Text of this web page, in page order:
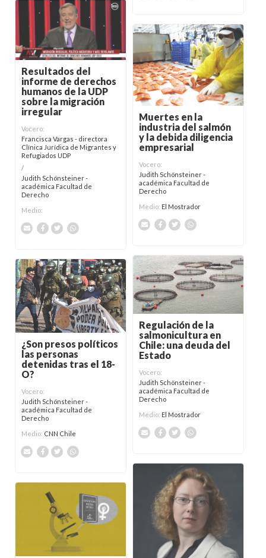
Resultados del
informe de derechos
humanos de la UDP
sobre la migración
irregular
Vocero:
Francisca Vargas - directora
Clínica Jurídica de Migrantes y
Refugiados UDP
/
Judith Schönsteiner -
académica Facultad de
Derecho
Medio:
Muertes en la
industria del salmón
y la debida diligencia
empresarial
Vocero:
Judith Schönsteiner -
académica Facultad de
Derecho
Medio: El Mostrador
Regulación de la
salmonicultura en
Chile: una deuda del
Estado
Vocero:
Judith Schönsteiner -
académica Facultad de
Derecho
Medio: El Mostrador
¿Son presos políticos
las personas
detenidas tras el 18-
O?
Vocero:
Judith Schönsteiner -
académica Facultad de
Derecho
Medio: CNN Chile